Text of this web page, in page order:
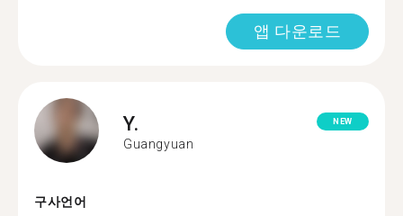
앱 다운로드
Y.
Guangyuan
NEW
구사언어